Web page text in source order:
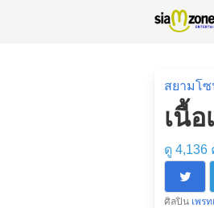
สยามโ
เนื้
ดู 4,136
ศิลปิน เพร